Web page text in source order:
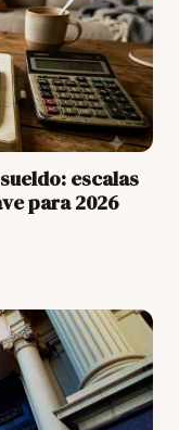
escalas
para 2026